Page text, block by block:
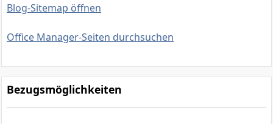
Blog-Sitemap öffnen
Office Manager-Seiten durchsuchen
Bezugsmöglichkeiten